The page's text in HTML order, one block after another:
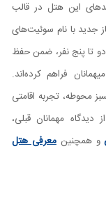
این هتل در قالب
جدید با نام سوئیت‌های
تا پنج نفر، ضمن حفظ
فراهم کرده‌اند.
محوطه، تجربه اقامتی
مهمانان قبلی،
و همچنین معرفی هتل